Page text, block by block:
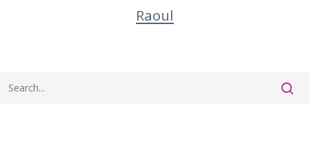
Raoul